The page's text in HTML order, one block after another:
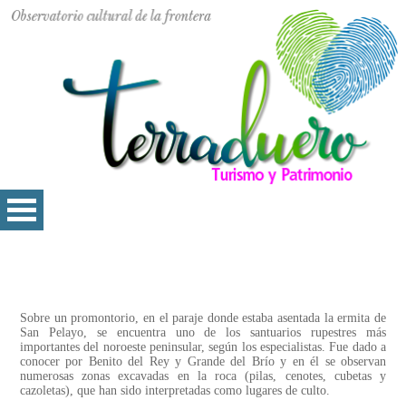
Sobre un promontorio, en el paraje donde estaba asentada la ermita de
San Pelayo, se encuentra uno de los santuarios rupestres más
importantes del noroeste peninsular, según los especialistas. Fue dado a
conocer por Benito del Rey y Grande del Brío y en él se observan
numerosas zonas excavadas en la roca (pilas, cenotes, cubetas y
cazoletas), que han sido interpretadas como lugares de culto.